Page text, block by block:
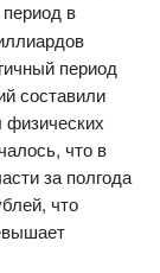
в
период
составили
физических
что в
за полгода
что